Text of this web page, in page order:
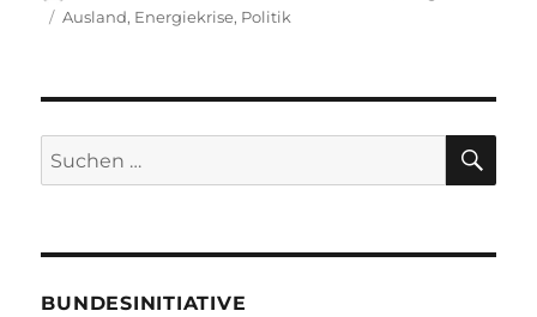
am
Schlagwörter
Ausland, Energiekrise, Politik
Suche
nach:
BUNDESINITIATIVE